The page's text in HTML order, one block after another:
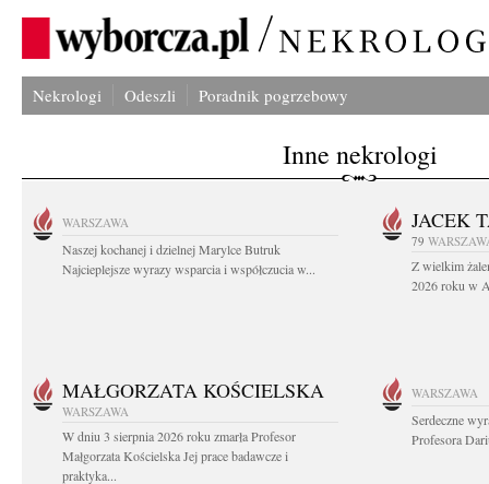
Nekrologi Odeszli Poradnik pogrzebowy
Inne nekrologi
WARSZAWA
Naszej kochanej i dzielnej Marylce Butruk
Najcieplejsze wyrazy wsparcia i współczucia w...
JACEK
79
Z wielkim
2026 roku w
MAŁGORZATA KOŚCIELSKA
WARSZAWA
W dniu 3 sierpnia 2026 roku zmarła Profesor
Małgorzata Kościelska Jej prace badawcze i
praktyka...
WARSZAWA
Serdeczne
Profesora